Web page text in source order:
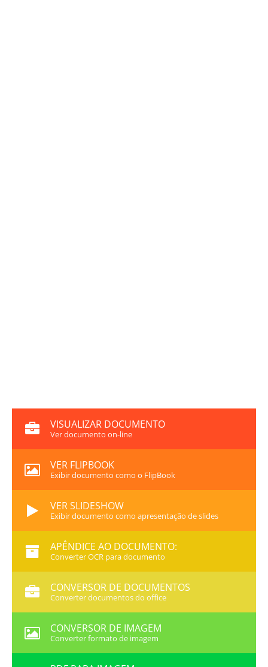
VISUALIZAR DOCUMENTO
Ver documento on-line
VER FLIPBOOK
Exibir documento como o FlipBook
VER SLIDESHOW
Exibir documento como apresentação de slides
APÊNDICE AO DOCUMENTO:
Converter OCR para documento
CONVERSOR DE DOCUMENTOS
Converter documentos do office
CONVERSOR DE IMAGEM
Converter formato de imagem